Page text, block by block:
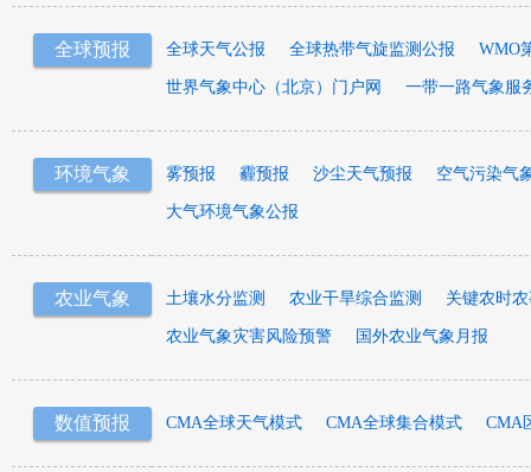
全球预报 全球天气公报 全球热带气旋监测公报 WMO
世界气象中心（北京）门户网 一带一路气象服
环境气象 雾预报 霾预报 沙尘天气预报 空气污染气
大气环境气象公报
农业气象 土壤水分监测 农业干旱综合监测 关键农时
农业气象灾害风险预警 国外农业气象月报
数值预报 CMA全球天气模式 CMA全球集合模式 CMA